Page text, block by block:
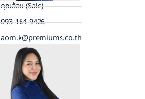
คุณอ้อม (Sale)
093-164-9426
aom.k@premiums.co.th